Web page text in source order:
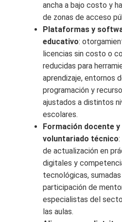
ancha a bajo costo y
de zonas de acceso
Plataformas y
educativo:
licencias sin costo o
reducidas para
aprendizaje, entornos
programación y
ajustados a distintos
escolares.
Formación docente y
voluntariado técnico
de actualización en
digitales y
tecnológicas,
participación de
especialistas del
las aulas.